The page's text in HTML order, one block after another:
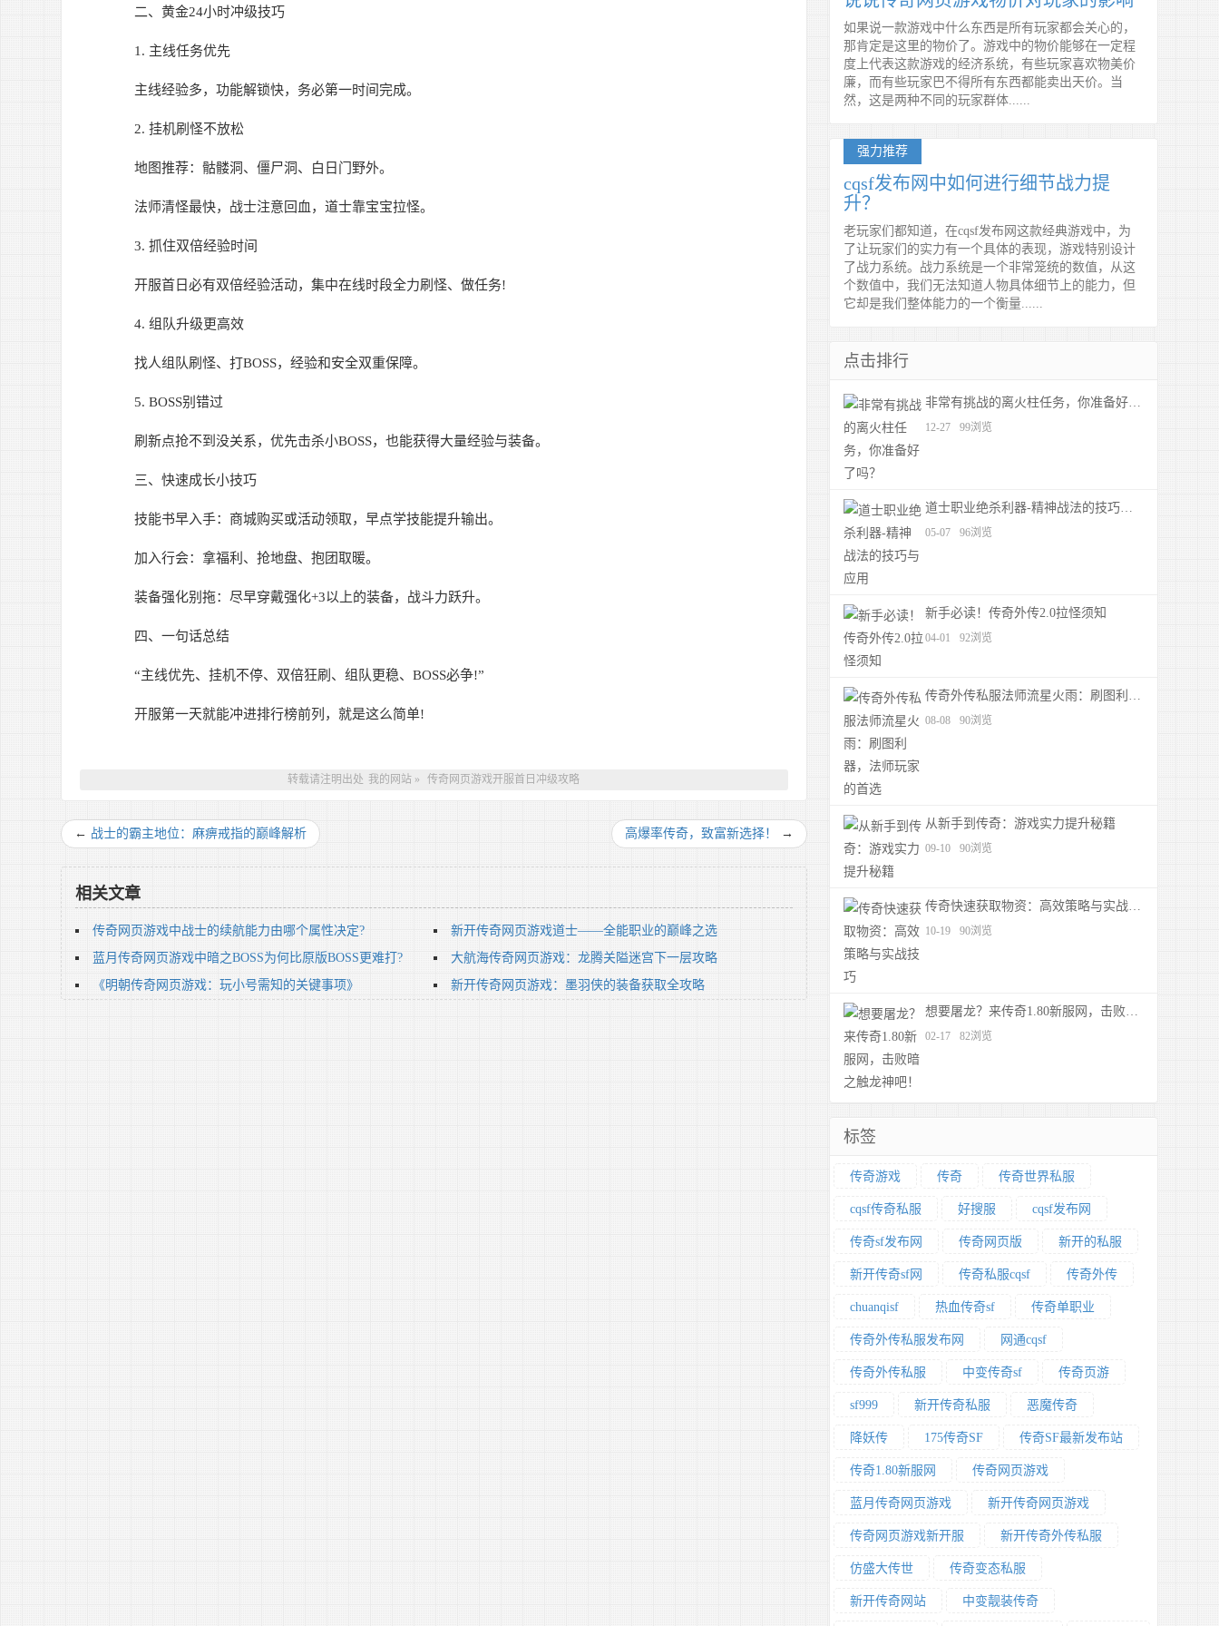
二、黄金24小时冲级技巧
1. 主线任务优先
主线经验多，功能解锁快，务必第一时间完成。
2. 挂机刷怪不放松
地图推荐：骷髅洞、僵尸洞、白日门野外。
法师清怪最快，战士注意回血，道士靠宝宝拉怪。
3. 抓住双倍经验时间
开服首日必有双倍经验活动，集中在线时段全力刷怪、做任务!
4. 组队升级更高效
找人组队刷怪、打BOSS，经验和安全双重保障。
5. BOSS别错过
刷新点抢不到没关系，优先击杀小BOSS，也能获得大量经验与装备。
三、快速成长小技巧
技能书早入手：商城购买或活动领取，早点学技能提升输出。
加入行会：拿福利、抢地盘、抱团取暖。
装备强化别拖：尽早穿戴强化+3以上的装备，战斗力跃升。
四、一句话总结
“主线优先、挂机不停、双倍狂刷、组队更稳、BOSS必争!”
开服第一天就能冲进排行榜前列，就是这么简单!
转载请注明出处 我的网站 » 传奇网页游戏开服首日冲级攻略
← 战士的霸主地位：麻痹戒指的巅峰解析 高爆率传奇，致富新选择！ →
相关文章
传奇网页游戏中战士的续航能力由哪个属性决定?
新开传奇网页游戏道士——全能职业的巅峰之选
蓝月传奇网页游戏中暗之BOSS为何比原版BOSS更难打?
大航海传奇网页游戏：龙腾关隘迷宫下一层攻略
《明朝传奇网页游戏：玩小号需知的关键事项》
新开传奇网页游戏：墨羽侠的装备获取全攻略
如果说一款游戏中什么东西是所有玩家都会关心的，
那肯定是这里的物价了。游戏中的物价能够在一定程
度上代表这款游戏的经济系统，有些玩家喜欢物美价
廉，而有些玩家巴不得所有东西都能卖出天价。当
然，这是两种不同的玩家群体......
强力推荐
cqsf发布网中如何进行细节战力提
升？
老玩家们都知道，在cqsf发布网这款经典游戏中，为
了让玩家们的实力有一个具体的表现，游戏特别设计
了战力系统。战力系统是一个非常笼统的数值，从这
个数值中，我们无法知道人物具体细节上的能力，但
它却是我们整体能力的一个衡量......
点击排行
非常有挑战的离火柱任务，你准备好了吗？
12-27 99浏览
道士职业绝杀利器-精神战法的技巧与应用
05-07 96浏览
新手必读！传奇外传2.0拉怪须知
04-01 92浏览
传奇外传私服法师流星火雨：刷图利器，法师玩家的首选
08-08 90浏览
从新手到传奇：游戏实力提升秘籍
09-10 90浏览
传奇快速获取物资：高效策略与实战技巧
10-19 90浏览
想要屠龙？来传奇1.80新服网，击败暗之触龙神吧！
02-17 82浏览
标签
传奇游戏 传奇 传奇世界私服
cqsf传奇私服 好搜服 cqsf发布网
传奇sf发布网 传奇网页版 新开的私服
新开传奇sf网 传奇私服cqsf 传奇外传
chuanqisf 热血传奇sf 传奇单职业
传奇外传私服发布网 网通cqsf
传奇外传私服 中变传奇sf 传奇页游
sf999 新开传奇私服 恶魔传奇
降妖传 175传奇SF 传奇SF最新发布站
传奇1.80新服网 传奇网页游戏
蓝月传奇网页游戏 新开传奇网页游戏
传奇网页游戏新开服 新开传奇外传私服
仿盛大传世 传奇变态私服
新开传奇网站 中变靓装传奇